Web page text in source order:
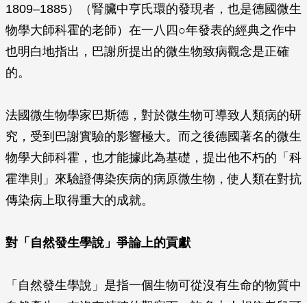
1809–1885）（腎臟中亨氏環的發現者，也是德國微生
物學大師科霍的老師）在一八四○年發表的經典之作中
也明白地指出，巴謝所提出的微生物致病觀念是正確
的。
法國微生物學家巴斯德，對於微生物可導致人類病的研
究，受到巴謝實驗的影響極大。而之後德國著名的微生
物學大師科霍，也才能據此為基礎，提出他不朽的「科
霍準則」來驗證傳染疾病的病原微生物，使人類在對抗
傳染病上取得重大的成就。
對「自然發生學說」爭論上的貢獻
「自然發生學說」是指一個生物可從沒有生命的物質中